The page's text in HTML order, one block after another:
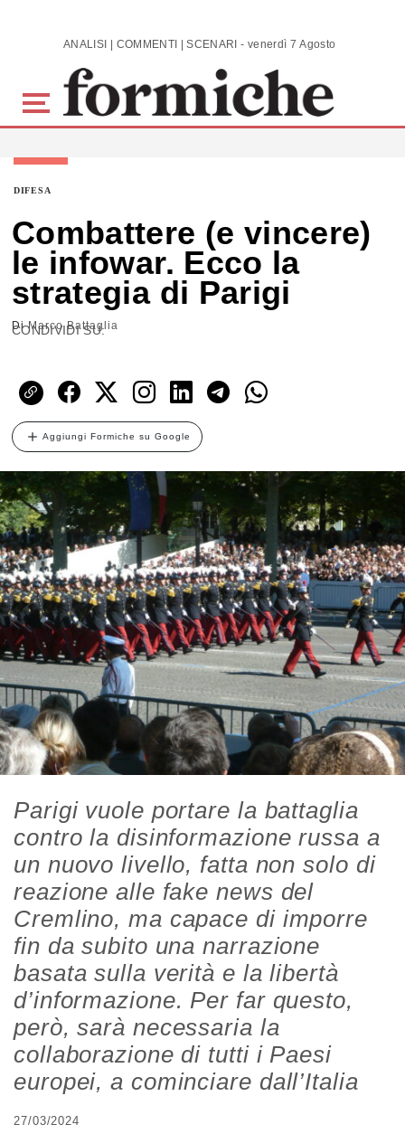
Skip to main content ANALISI | COMMENTI | SCENARI - venerdì 7 Agosto 2026
DIFESA
Combattere (e vincere)
le infowar. Ecco la
strategia di Parigi
DiMarco Battaglia
CONDIVIDI SU:
Aggiungi Formiche su Google
Parigi vuole portare la battaglia
contro la disinformazione russa a
un nuovo livello, fatta non solo di
reazione alle fake news del
Cremlino, ma capace di imporre
fin da subito una narrazione
basata sulla verità e la libertà
d’informazione. Per far questo,
però, sarà necessaria la
collaborazione di tutti i Paesi
europei, a cominciare dall’Italia
27/03/2024